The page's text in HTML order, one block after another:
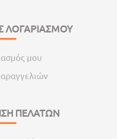
ΛΟΓΑΡΙΑΣΜΟΥ
μου
ΠΕΛΑΤΩΝ